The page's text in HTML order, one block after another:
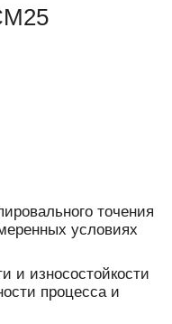
точения
условиях
и износостойкости
процесса и